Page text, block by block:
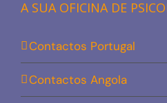
A SUA OFICINA DE
Contactos Portugal
Contactos Angola